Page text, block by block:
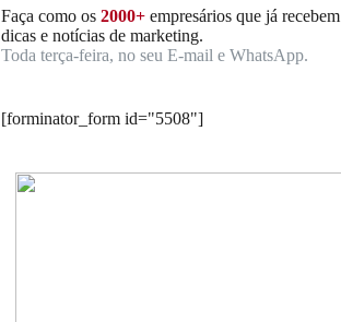
Faça como os2000+ empresários que já recebem
dicas e notícias de marketing.
Toda terça-feira, no seu E-mail e WhatsApp.
[forminator_form id="5508"]